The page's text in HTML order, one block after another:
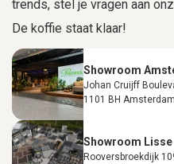
trends, stel je vragen aan
De koffie staat klaar!
Showroom
Johan Cruijff
1101 BH Amsterdam
Showroom Lisse
Rooversbroekdijk